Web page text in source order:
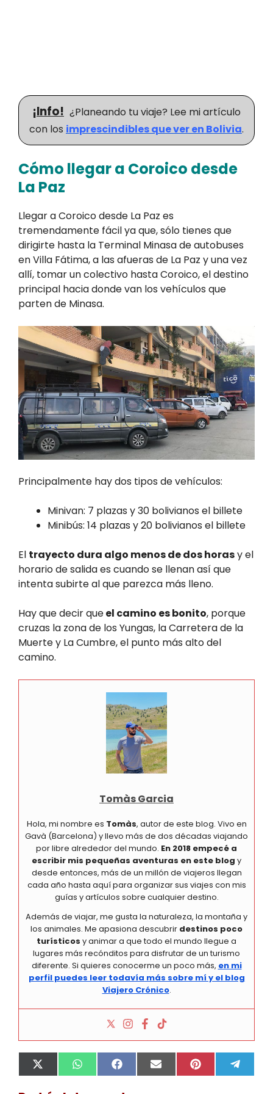
¡Info! ¿Planeando tu viaje? Lee mi artículo
con los imprescindibles que ver en Bolivia.
Cómo llegar a Coroico desde
La Paz
Llegar a Coroico desde La Paz es
tremendamente fácil ya que, sólo tienes que
dirigirte hasta la Terminal Minasa de autobuses
en Villa Fátima, a las afueras de La Paz y una vez
allí, tomar un colectivo hasta Coroico, el destino
principal hacia donde van los vehículos que
parten de Minasa.
Principalmente hay dos tipos de vehículos:
Minivan: 7 plazas y 30 bolivianos el billete
Minibús: 14 plazas y 20 bolivianos el billete
El trayecto dura algo menos de dos horasy el
horario de salida es cuando se llenan así que
intenta subirte al que parezca más lleno.
Hay que decir queel camino es bonito, porque
cruzas la zona de los Yungas, la Carretera de la
Muerte y La Cumbre, el punto más alto del
camino.
Tomàs Garcia
Hola, mi nombre es Tomàs, autor de este blog. Vivo en
Gavà (Barcelona) y llevo más de dos décadas viajando
por libre alrededor del mundo. En 2018 empecé a
escribir mis pequeñas aventuras en este blog y
desde entonces, más de un millón de viajeros llegan
cada año hasta aquí para organizar sus viajes con mis
guías y artículos sobre cualquier destino.
Además de viajar, me gusta la naturaleza, la montaña y
los animales. Me apasiona descubrir destinos poco
turísticos y animar a que todo el mundo llegue a
lugares más recónditos para disfrutar de un turismo
diferente. Si quieres conocerme un poco más, en mi
perfil puedes leer todavía más sobre mí y el blog
Viajero Crónico.
Compartir
en
X
(
Compartir
en
W
h
Compartir
en
F
a
Compartir
en
E
m
Compartir
en
P
i en
e